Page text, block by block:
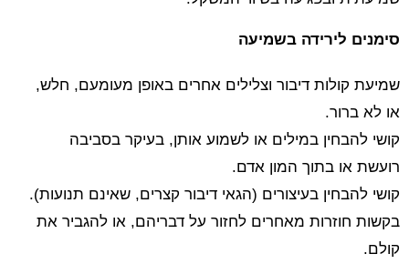
סימנים לירידה בשמיעה
שמיעת קולות דיבור וצלילים אחרים באופן מעומעם, חלש,
או לא ברור.
קושי להבחין במילים או לשמוע אותן, בעיקר בסביבה
רועשת או בתוך המון אדם.
קושי להבחין בעיצורים (הגאי דיבור קצרים, שאינם תנועות).
בקשות חוזרות מאחרים לחזור על דבריהם, או להגביר את
קולם.